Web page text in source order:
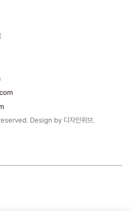
Design by 디자인위브.